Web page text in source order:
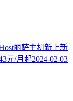
丽萨主机新上新
元/月起2024-02-03